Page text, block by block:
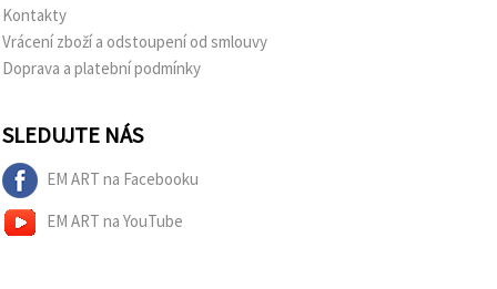
Kontakty
Vrácení zboží a odstoupení od smlouvy
Doprava a platební podmínky
SLEDUJTE NÁS
EM ART na Facebooku
EM ART na YouTube